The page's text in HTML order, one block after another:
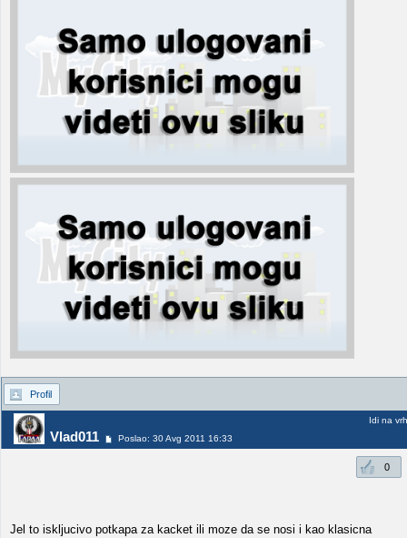
Profil
Vlad011 Poslao: 30 Avg 2011 16:33
Idi na vrh
0
Jel to iskljucivo potkapa za kacket ili moze da se nosi i kao klasicna